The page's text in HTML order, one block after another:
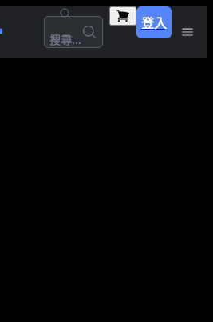
搜尋...
登入